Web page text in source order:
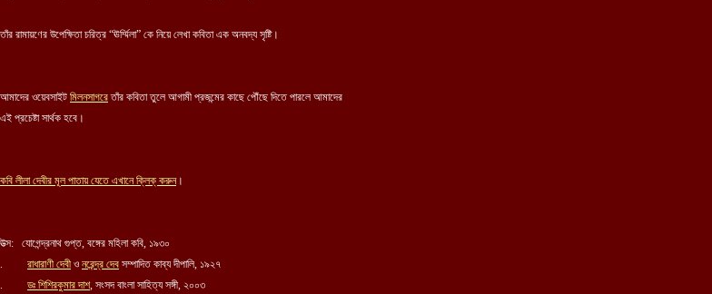
তাঁর রামায়ণের উপেক্ষিতা চরিত্র “ঊর্ম্মিলা” কে নিয়ে লেখা কবিতা এক অনবদ্য সৃষ্টি।
আমাদের ওয়েবসাইট মিলনসাগরেতাঁর কবিতা তুলে আগামী প্রজন্মের কাছে পৌঁছে দিতে পারলে আমাদের
এই প্রচেষ্টা সার্থক হবে।
কবি লীলাদেবীর মূল পাতায় যেতে এখানে ক্লিক্ করুন।
উত্স: যোগেন্দ্রনাথ গুপ্ত, বঙ্গের মহিলা কবি, ১৯৩০
. রাধারাণী দেবীও নরেন্দ্র দেব সম্পাদিত কাব্য দীপালি, ১৯২৭
. ডঃ শিশিরকুমার দাশ, সংসদ বাংলা সাহিত্য সঙ্গী, ২০০৩